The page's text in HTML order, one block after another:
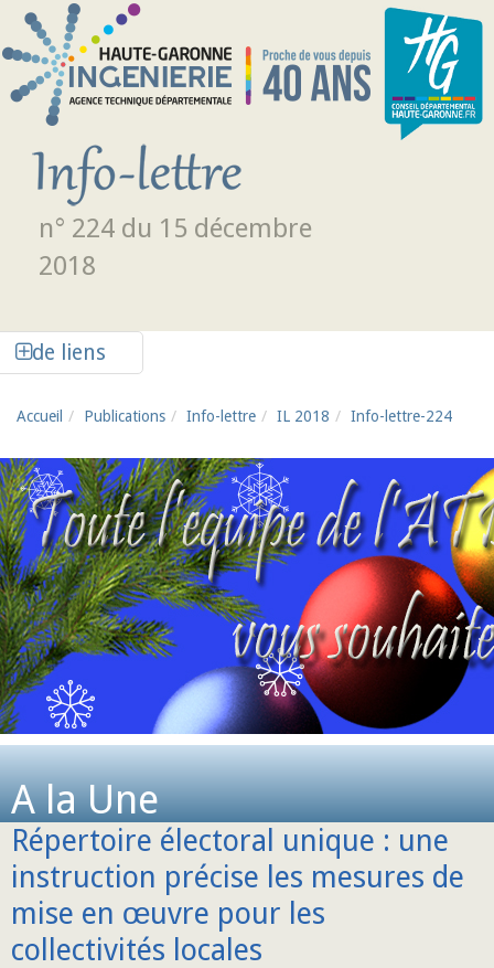
Aller au contenu principal
n° 224 du 15 décembre
2018
de liens
Accueil Publications Info-lettre IL 2018 Info-lettre-224
A la Une
Répertoire électoral unique : une
instruction précise les mesures de
mise en œuvre pour les
collectivités locales